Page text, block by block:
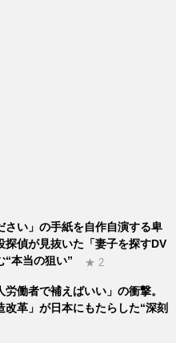
さい」の手紙を自作自演する卑
探偵が見抜いた「妻子を探すDV
“本当の狙い”
★ 2
労働者で補えばいい」の衝撃。
改革」が日本にもたらした“深刻